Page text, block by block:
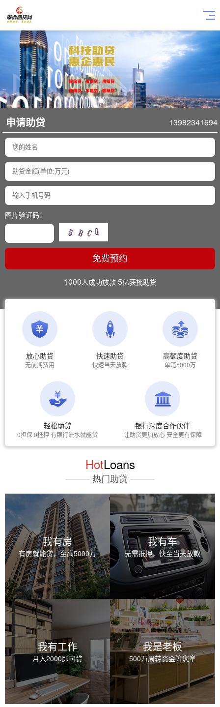
申请助贷 13982341694
图片验证码：
免费预约
1000人成功放款 5亿获批助贷
放心助贷
无前期费用
快速助贷
快速当天放款
高额度助贷
单笔5000万
轻松助贷
0担保 0抵押 有银行流水就能贷
银行深度合作伙伴
让助贷更加放心 安全更有保障
HotLoans
热门助贷
我有房
有房就能贷，至高5000万
我有车
无需抵押，快至当天放款
我有工作
月入2000即可贷
我是老板
500万周转资金等您拿